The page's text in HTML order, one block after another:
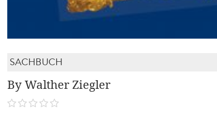
SACHBUCH
By Walther Ziegler